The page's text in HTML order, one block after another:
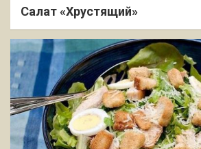
Салат «Хрустящий»